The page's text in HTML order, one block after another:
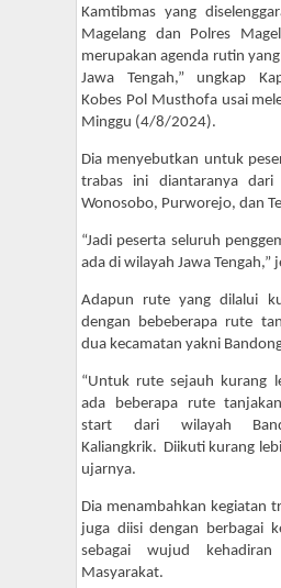
Kamtibmas yang
Magelang dan Polres
merupakan agenda rutin
Jawa Tengah,” ungkap
Kobes Pol Musthofa usai
Minggu (4/8/2024).
Dia menyebutkan untuk
trabas ini diantaranya dari
Wonosobo, Purworejo, dan
“Jadi peserta seluruh
ada di wilayah Jawa Tengah,”
Adapun rute yang dilalui
dengan bebeberapa rute
dua kecamatan yakni
“Untuk rute sejauh kurang
ada beberapa rute
start dari wilayah
Kaliangkrik. Diikuti kurang
ujarnya.
Dia menambahkan kegiatan
juga diisi dengan berbagai
sebagai wujud
Masyarakat.